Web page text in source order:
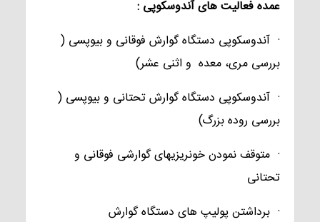
عمده فعالیت های آندوسکوپی :
· آندوسکوپی دستگاه گوارش فوقانی و بیوپسی (
بررسی مری، معده و اثنی عشر)
· آندوسکوپی دستگاه گوارش تحتانی و بیوپسی (
بررسی روده بزرگ)
· متوقف نمودن خونریزیهای گوارشی فوقانی و
تحتانی
· برداشتن پولیپ های دستگاه گوارش